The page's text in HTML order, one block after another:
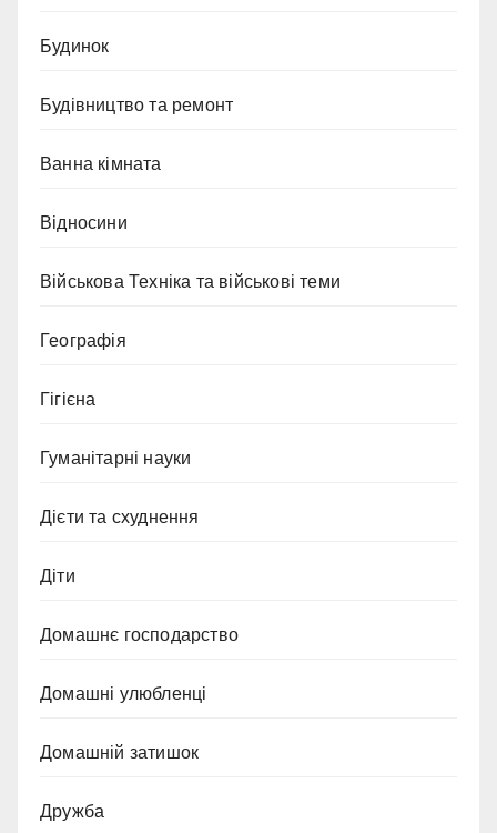
Будинок
Будівництво та ремонт
Ванна кімната
Відносини
Військова Техніка та військові теми
Географія
Гігієна
Гуманітарні науки
Дієти та схуднення
Діти
Домашнє господарство
Домашні улюбленці
Домашній затишок
Дружба